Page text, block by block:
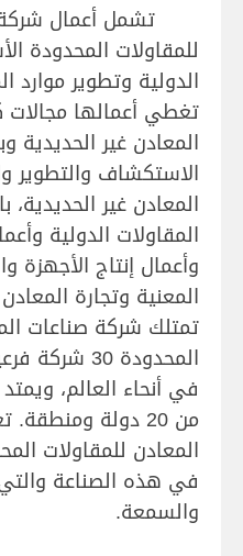
تشمل أعمال
للمقاولات المحدودة
الدولية وتطوير موارد
تغطي أعمالها مجالات
المعادن غير الحديدية
الاستكشاف والتطوير
المعادن غير الحديدية،
المقاولات الدولية
وأعمال إنتاج الأجهزة
المعنية وتجارة
تمتلك شركة صناعات
في أنحاء العالم،
من 20 دولة
المعادن للمقاولات
في هذه الصناعة
والسمعة.